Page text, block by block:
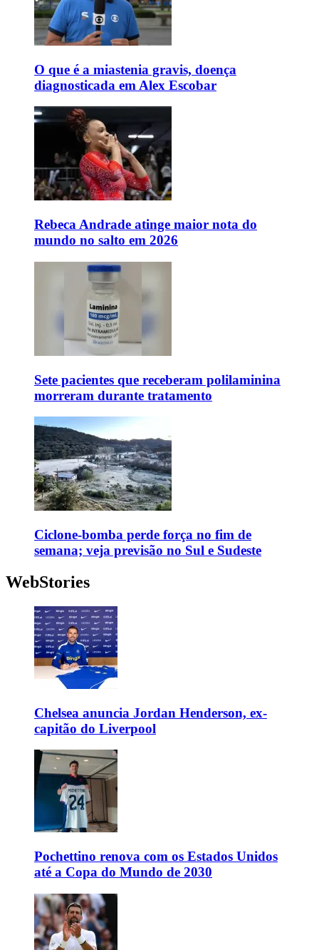
O que é a miastenia gravis, doença
diagnosticada em Alex Escobar
Rebeca Andrade atinge maior nota do
mundo no salto em 2026
Sete pacientes que receberam polilaminina
morreram durante tratamento
Ciclone-bomba perde força no fim de
semana; veja previsão no Sul e Sudeste
WebStories
Chelsea anuncia Jordan Henderson, ex-
capitão do Liverpool
Pochettino renova com os Estados Unidos
até a Copa do Mundo de 2030